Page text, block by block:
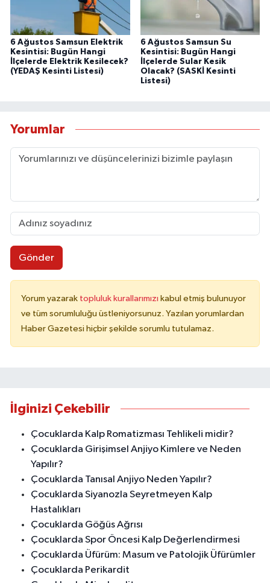
6 Ağustos Samsun Elektrik
Kesintisi: Bugün Hangi
İlçelerde Elektrik Kesilecek?
(YEDAŞ Kesinti Listesi)
6 Ağustos Samsun Su
Kesintisi: Bugün Hangi
İlçelerde Sular Kesik
Olacak? (SASKİ Kesinti
Listesi)
Yorumlar
Gönder
Yorum yazarak topluluk kurallarımızı kabul etmiş bulunuyor
ve tüm sorumluluğu üstleniyorsunuz. Yazılan yorumlardan
Haber Gazetesi hiçbir şekilde sorumlu tutulamaz.
İlginizi Çekebilir
Çocuklarda Kalp Romatizması Tehlikeli midir?
Çocuklarda Girişimsel Anjiyo Kimlere ve Neden
Yapılır?
Çocuklarda Tanısal Anjiyo Neden Yapılır?
Çocuklarda Siyanozla Seyretmeyen Kalp
Hastalıkları
Çocuklarda Göğüs Ağrısı
Çocuklarda Spor Öncesi Kalp Değerlendirmesi
Çocuklarda Üfürüm: Masum ve Patolojik Üfürümler
Çocuklarda Perikardit